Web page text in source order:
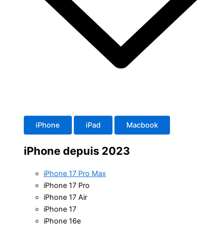
iPhone iPad Macbook
iPhone depuis 2023
iPhone 17 Pro Max
iPhone 17 Pro
iPhone 17 Air
iPhone 17
iPhone 16e